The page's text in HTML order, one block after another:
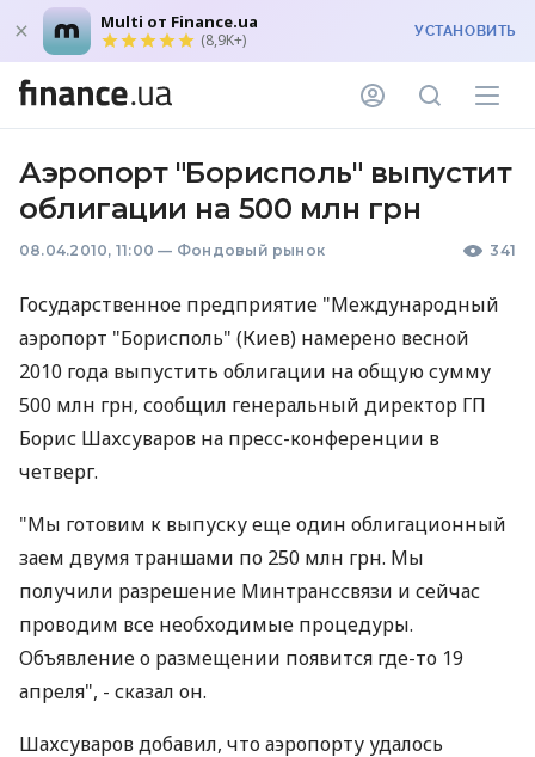
Multi от Finance.ua
(8,9K+) УСТАНОВИТЬ
Аэропорт "Борисполь" выпустит
облигации на 500 млн грн
08.04.2010, 11:00 — Фондовый рынок 341
Государственное предприятие "Международный
аэропорт "Борисполь" (Киев) намерено весной
2010 года выпустить облигации на общую сумму
500 млн грн, сообщил генеральный директор ГП
Борис Шахсуваров на пресс-конференции в
четверг.
"Мы готовим к выпуску еще один облигационный
заем двумя траншами по 250 млн грн. Мы
получили разрешение Минтранссвязи и сейчас
проводим все необходимые процедуры.
Объявление о размещении появится где-то 19
апреля", - сказал он.
Шахсуваров добавил, что аэропорту удалось